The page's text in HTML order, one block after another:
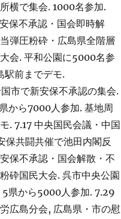
横で集会. 1000名参加.
保不承認・国会即時解
弾圧粉砕・広島県全階層
会. 平和公園に5000名参
駅前までデモ.
市で新安保不承認の集会.
から7000人参加. 基地周
. 7.17 中央国民会議・中国
保共闘共催で池田内閣反
保不承認・国会解散・不
砕国民大会. 呉市中央公園
5県から5000人参加. 7.29
広島分会, 広島県・市の慰